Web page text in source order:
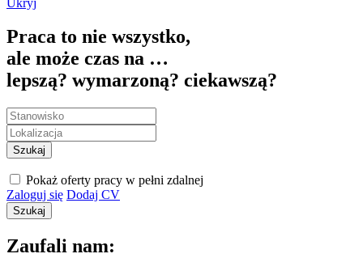
Praca to nie wszystko,
ale może czas na …
lepszą? wymarzoną? ciekawszą?
Szukaj
Pokaż oferty pracy w pełni zdalnej
Zaloguj się Dodaj CV
Szukaj
Zaufali nam: